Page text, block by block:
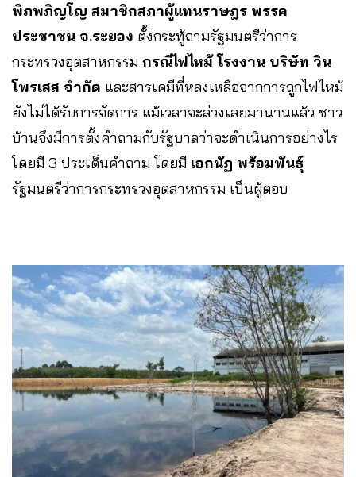
พิภพภิญโญ สมาชิกสภาผู้แทนราษฎร พรรค
ประชาชน จ.ระยอง ตั้งกระทู้ถามรัฐมนตรีว่าการ
กระทรวงอุตสาหกรรม กรณีไฟไหม้ โรงงาน บริษัท วิน
โพรเสส จำกัด และสารเคมีที่หลงเหลือจากการถูกไฟไหม้
ยังไม่ได้รับการจัดการ แม้เวลาจะล่วงเลยมานานแล้ว ชาว
บ้านจึงมีการตั้งคำถามกับรัฐบาลว่าจะดำเนินการอย่างไร
โดยมี 3 ประเด็นคำถาม โดยมี เอกนัฏ พร้อมพันธุ์
รัฐมนตรีว่าการกระทรวงอุตสาหกรรม เป็นผู้ตอบ